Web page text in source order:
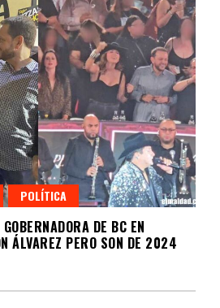
POLÍTICA
DE BC EN
ÁLVAREZ PERO SON DE 2024